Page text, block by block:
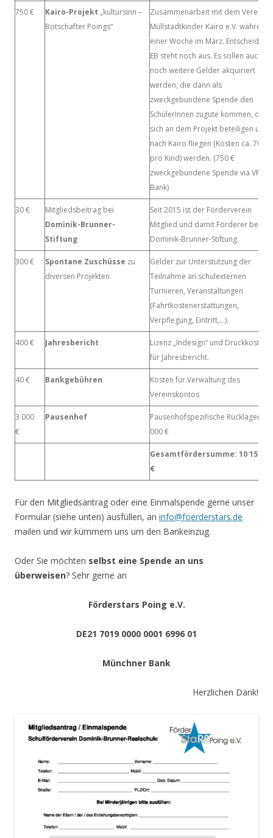
750 € Kairo-Projekt „kultursinn –
Botschafter Poings“
Zusammenarbeit mit dem Verein
Müllstadtkinder Kairo e.V. während
einer Woche im März. Entscheidung
EB steht noch aus. Es sollen auch
noch weitere Gelder akquiriert
werden, die dann als
zweckgebundene Spende den
SchülerInnen zugute kommen, die
sich an dem Projekt beteiligen und
nach Kairo fliegen (Kosten ca. 700 e
pro Kind) werden. (750 €
zweckgebundene Spende via VR-
Bank)
30 €
Mitgliedsbeitrag bei
Dominik-Brunner-
Stiftung
Seit 2015 ist der Förderverein
Mitglied und damit Förderer bei
Dominik-Brunner-Stiftung.
300 € Spontane Zuschüsse zu
diversen Projekten
Gelder zur Unterstützung der
Teilnahme an schulexternen
Turnieren, Veranstaltungen
(Fahrtkostenerstattungen,
Verpflegung, Eintritt,…).
400 € Jahresbericht
Lizenz „Indesign“ und Druckkosten
für Jahresbericht.
40 € Bankgebühren
Kosten für Verwaltung des
Vereinskontos
3 000
€
Pausenhof
Pausenhofspezifische Rücklagen 3
000 €
Gesamtfördersumme: 10 155,87
€
Für den Mitgliedsantrag oder eine Einmalspende gerne unser
Formular (siehe unten) ausfüllen, an info@foerderstars.de
mailen und wir kümmern uns um den Bankeinzug.
Oder Sie möchten selbst eine Spende an uns
überweisen? Sehr gerne an
Förderstars Poing e.V.
DE21 7019 0000 0001 6996 01
Münchner Bank
Herzlichen Dank!